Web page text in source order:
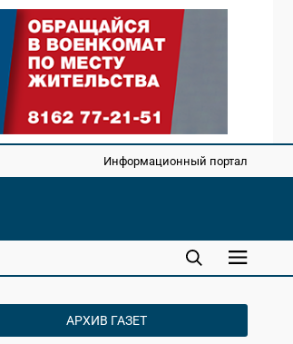
Информационный портал
АРХИВ ГАЗЕТ